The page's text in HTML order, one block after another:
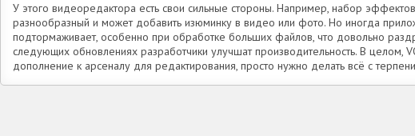
У этого видеоредактора есть свои сильные стороны. Например, набор
разнообразный и может добавить изюминку в видео или фото. Но иногда
подтормаживает, особенно при обработке больших файлов, что довольно
следующих обновлениях разработчики улучшат производительность. В целом,
дополнение к арсеналу для редактирования, просто нужно делать всё с